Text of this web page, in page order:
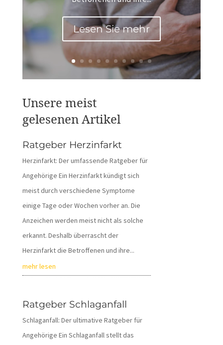
Lesen Sie mehr
Unsere meist
gelesenen Artikel
Ratgeber Herzinfarkt
Herzinfarkt: Der umfassende Ratgeber für
Angehörige Ein Herzinfarkt kündigt sich
meist durch verschiedene Symptome
einige Tage oder Wochen vorher an. Die
Anzeichen werden meist nicht als solche
erkannt. Deshalb überrascht der
Herzinfarkt die Betroffenen und ihre...
mehr lesen
Ratgeber Schlaganfall
Schlaganfall: Der ultimative Ratgeber für
Angehörige Ein Schlaganfall stellt das